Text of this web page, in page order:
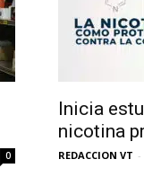
0
Inicia
nicotina
REDACCION VT -